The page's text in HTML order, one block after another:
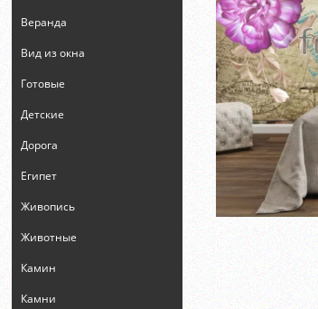
Веранда
Вид из окна
Готовые
Детские
Дорога
Египет
Живопись
Животные
Камин
Камни